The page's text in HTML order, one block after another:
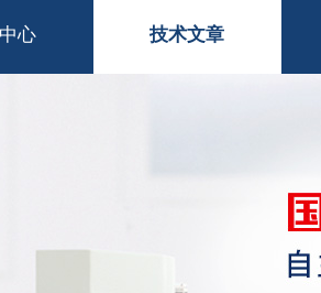
心 技术文章